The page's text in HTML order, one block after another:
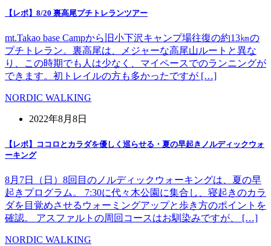
【レポ】8/20 裏高尾プチトレランツアー
mt.Takao base Campから旧小下沢キャンプ場往復の約13㎞の
プチトレラン。裏高尾は、メジャーな高尾山ルートと異な
り、この時期でも人は少なく、マイペースでのランニングが
できます。初トレイルの方も多かったですが […]
NORDIC WALKING
2022年8月8日
【レポ】ココロとカラダを優しく巡らせる・夏の早起きノルディックウォ
ーキング
8月7日（日）8回目のノルディックウォーキングは、夏の早
起きプログラム。 7:30に代々木公園に集合し、寝起きのカラ
ダを目覚めさせるウォーミングアップと歩き方のポイントを
確認。 アスファルトの周回コースはお馴染みですが、 […]
NORDIC WALKING